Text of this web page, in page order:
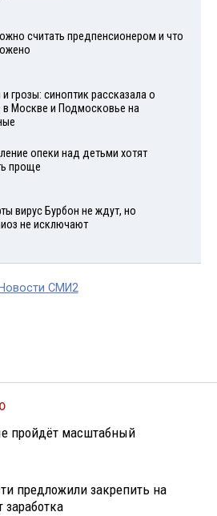
считать предпенсионером и что
грозы: синоптик рассказала о
в Москве и Подмосковье на
опеки над детьми хотят
проще
вирус Бурбон не ждут, но
не исключают
Новости СМИ2
пройдёт масштабный
предложили закрепить на
заработка